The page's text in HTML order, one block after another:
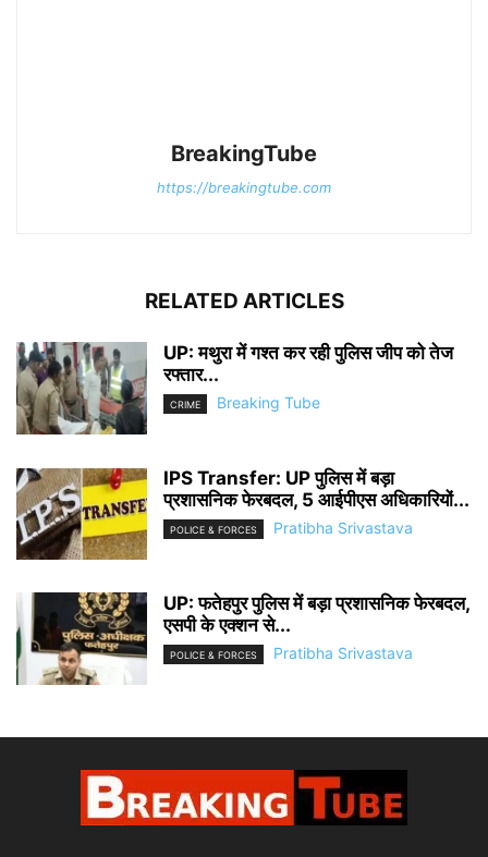
BreakingTube
https://breakingtube.com
RELATED ARTICLES
UP: मथुरा में गश्त कर रही पुलिस जीप को तेज
रफ्तार...
CRIME Breaking Tube
IPS Transfer: UP पुलिस में बड़ा
प्रशासनिक फेरबदल, 5 आईपीएस अधिकारियों...
POLICE & FORCES Pratibha Srivastava
UP: फतेहपुर पुलिस में बड़ा प्रशासनिक फेरबदल,
एसपी के एक्शन से...
POLICE & FORCES Pratibha Srivastava